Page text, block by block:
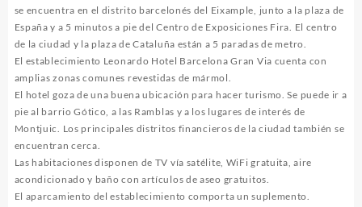
se encuentra en el distrito barcelonés del Eixample, junto a la plaza de
España y a 5 minutos a pie del Centro de Exposiciones Fira. El centro
de la ciudad y la plaza de Cataluña están a 5 paradas de metro.
El establecimiento Leonardo Hotel Barcelona Gran Via cuenta con
amplias zonas comunes revestidas de mármol.
El hotel goza de una buena ubicación para hacer turismo. Se puede ir a
pie al barrio Gótico, a las Ramblas y a los lugares de interés de
Montjuic. Los principales distritos financieros de la ciudad también se
encuentran cerca.
Las habitaciones disponen de TV vía satélite, WiFi gratuita, aire
acondicionado y baño con artículos de aseo gratuitos.
El aparcamiento del establecimiento comporta un suplemento.